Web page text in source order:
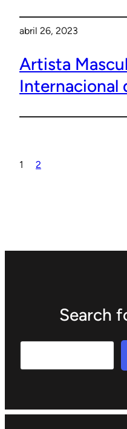
abril 26, 2023
Artista
Internacional
1 2
Search